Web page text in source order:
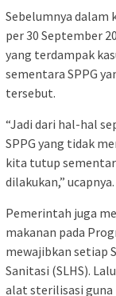
Sebelumnya dalam
per 30 September
yang terdampak
sementara SPPG
tersebut.
“Jadi dari hal-hal
SPPG yang tidak
kita tutup
dilakukan,” ucapnya.
Pemerintah juga
makanan pada
mewajibkan setiap
Sanitasi (SLHS).
alat sterilisasi